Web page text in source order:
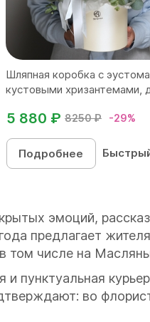
Шляпная коробка с
кустовыми хризантемами,
8250 ₽ -29%
5 880 ₽
Подробнее
эмоций,
предлагает
том числе на
пунктуальная
во